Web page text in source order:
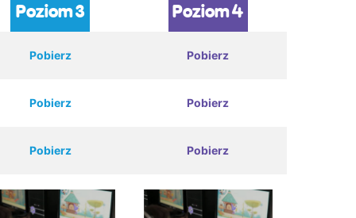
Poziom 3
Pobierz
Pobierz
Pobierz
Poziom 4
Pobierz
Pobierz
Pobierz